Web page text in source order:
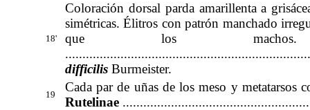
18'
Coloración dorsal parda amarillenta a
simétricas. Élitros con patrón manchado
que los
............................................
difficilis Burmeister.
19
Cada par de uñas de los meso y
Rutelinae